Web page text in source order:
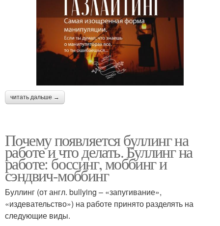
читать дальше →
Почему появляется буллинг на
работе и что делать. Буллинг на
работе: боссинг, моббинг и
сэндвич-моббинг
Буллинг (от англ. bullying – «запугивание»,
«издевательство») на работе принято разделять на
следующие виды.